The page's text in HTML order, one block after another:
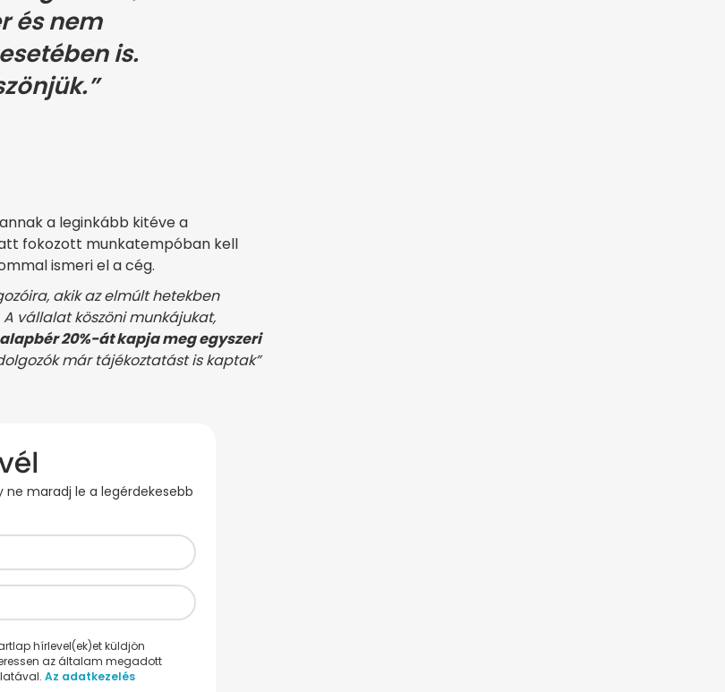
és nem
is.
a leginkább kitéve a
fokozott munkatempóban kell
ismeri el a cég.
akik az elmúlt hetekben
vállalat köszöni munkájukat,
20%-át kapja meg egyszeri
már tájékoztatást is kaptak”
ne maradj le a legérdekesebb
hírlevel(ek)et küldjön
az általam megadott
Az adatkezelés